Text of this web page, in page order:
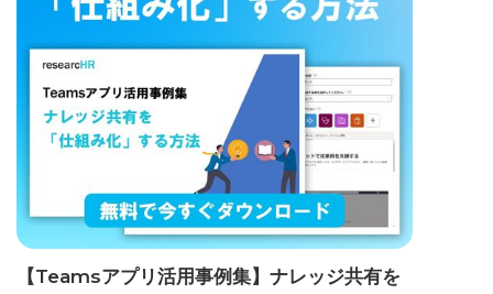
【Teamsアプリ活用事例集】ナレッジ共有を